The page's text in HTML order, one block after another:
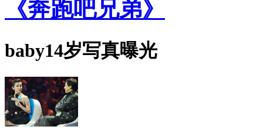
《奔跑吧兄弟》
baby14岁写真曝光